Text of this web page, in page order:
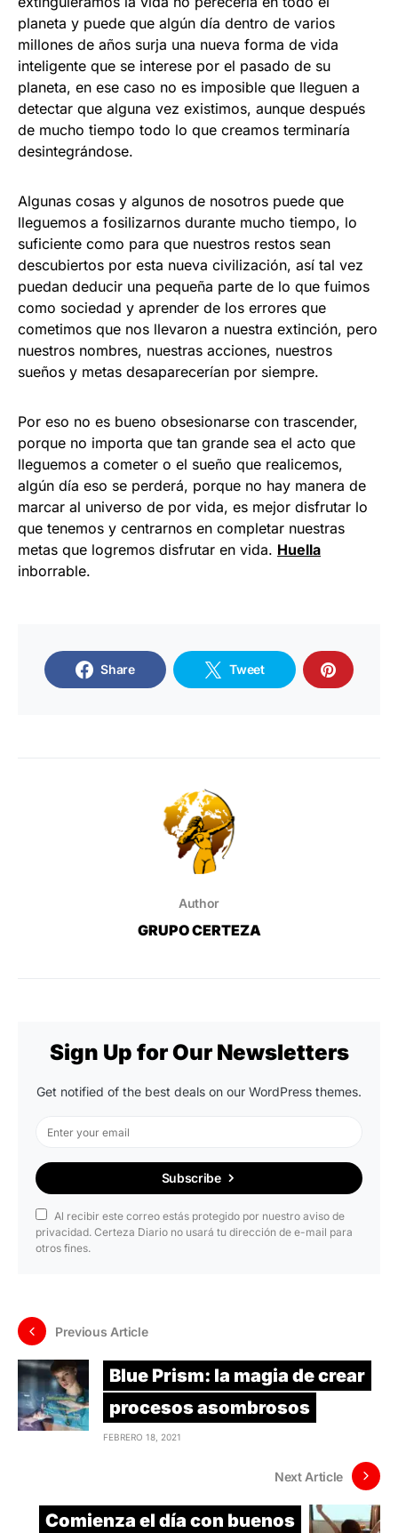
planeta y puede que algún día dentro de varios
millones de años surja una nueva forma de vida
inteligente que se interese por el pasado de su
planeta, en ese caso no es imposible que lleguen a
detectar que alguna vez existimos, aunque después
de mucho tiempo todo lo que creamos terminaría
desintegrándose.
Algunas cosas y algunos de nosotros puede que
lleguemos a fosilizarnos durante mucho tiempo, lo
suficiente como para que nuestros restos sean
descubiertos por esta nueva civilización, así tal vez
puedan deducir una pequeña parte de lo que fuimos
como sociedad y aprender de los errores que
cometimos que nos llevaron a nuestra extinción, pero
nuestros nombres, nuestras acciones, nuestros
sueños y metas desaparecerían por siempre.
Por eso no es bueno obsesionarse con trascender,
porque no importa que tan grande sea el acto que
lleguemos a cometer o el sueño que realicemos,
algún día eso se perderá, porque no hay manera de
marcar al universo de por vida, es mejor disfrutar lo
que tenemos y centrarnos en completar nuestras
metas que logremos disfrutar en vida. Huella
inborrable.
Share Tweet
Author
GRUPO CERTEZA
Sign Up for Our Newsletters
Get notified of the best deals on our WordPress themes.
Subscribe
Al recibir este correo estás protegido por nuestro aviso de
privacidad. Certeza Diario no usará tu dirección de e-mail para
otros fines.
Previous Article
Blue Prism: la magia de crear
procesos asombrosos
FEBRERO 18, 2021
Next Article
Comienza el día con buenos